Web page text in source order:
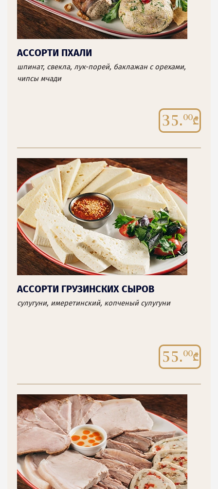
АССОРТИ ПХАЛИ
шпинат, свекла, лук-порей, баклажан с орехами,
чипсы мчади
35.00
АССОРТИ ГРУЗИНСКИХ СЫРОВ
сулугуни, имеретинский, копченый сулугуни
55.00